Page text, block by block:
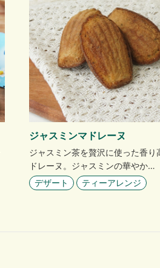
ジャスミンマドレーヌ
ジャスミン茶を贅沢に使った香り
ドレーヌ。ジャスミンの華やか…
デザート
ティーアレンジ